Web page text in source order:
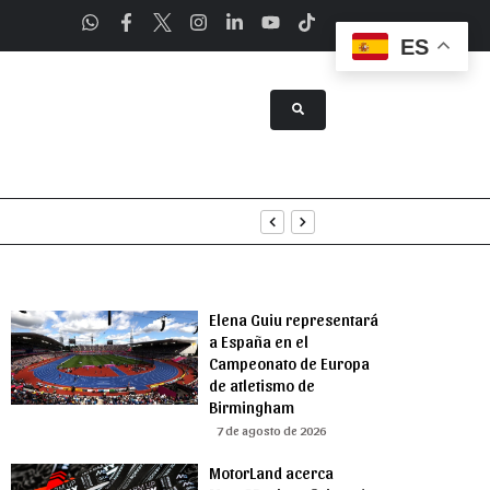
Elena Guiu representará
a España en el
Campeonato de Europa
de atletismo de
Birmingham
7 de agosto de 2026
MotorLand acerca
ES